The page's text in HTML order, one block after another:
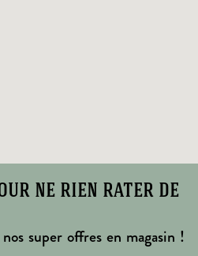
ne rien rater de
super offres en magasin !